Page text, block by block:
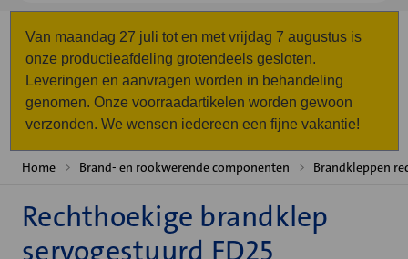
Van maandag 27 juli tot en met vrijdag 7 augustus is
onze productieafdeling grotendeels gesloten.
Leveringen en aanvragen worden in behandeling
genomen. Onze voorraadartikelen worden gewoon
verzonden. We wensen iedereen een fijne vakantie!
Home Brand- en rookwerende componenten Brandkleppen
Rechthoekige brandklep
servogestuurd FD25